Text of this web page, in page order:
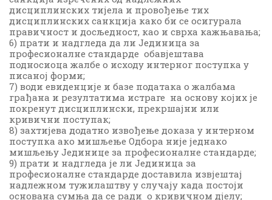
дисциплинских тијела и провођење тих
дисциплинских санкција како би се осигурала
правичност и досљедност, као и сврха кажњавања;
6) прати и надгледа да ли Јединица за
професионалне стандарде обавјештава
подносиоца жалбе о исходу интерног поступка у
писаној форми;
7) води евиденције и базе података о жалбама
грађана и резултатима истраге на основу којих је
покренут дисциплински, прекршајни или
кривични поступак;
8) захтијева додатно извођење доказа у интерном
поступка ако мишљење Одбора није једнако
мишљењу Јединице за професионалне стандарде;
9) прати и надгледа је ли Јединица за
професионалне стандарде доставила извјештај
надлежном тужилаштву у случају када постоји
основана сумња да се ради о кривичном дјелу;